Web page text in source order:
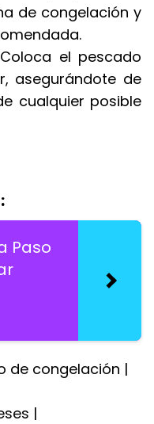
de congelación y
Coloca el pescado
asegurándote de
cualquier posible
Paso
de congelación |
|